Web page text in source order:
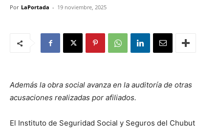
Por LaPortada - 19 noviembre, 2025
Además la obra social avanza en la auditoría de otras
acusaciones realizadas por afiliados.
El Instituto de Seguridad Social y Seguros del Chubut